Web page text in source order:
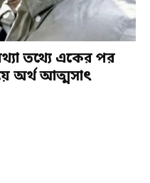
তথ্যে একের পর
অর্থ আত্মসাৎ